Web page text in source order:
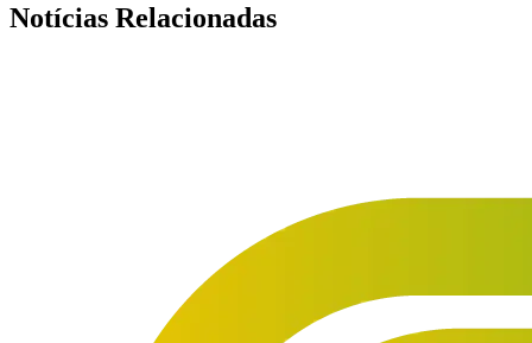
Notícias Relacionadas